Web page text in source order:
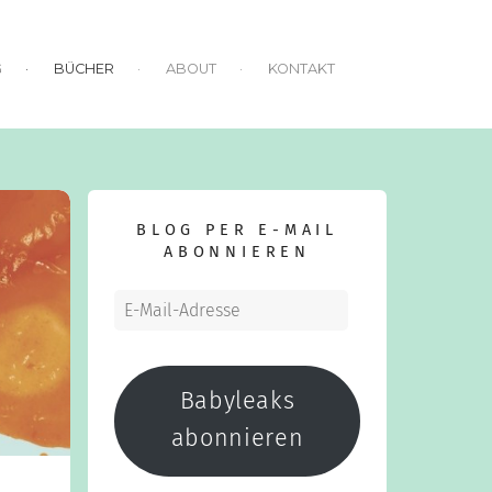
BÜCHER ABOUT KONTAKT
BLOG PER E-MAIL
ABONNIEREN
E-
Babyleaks
abonnieren